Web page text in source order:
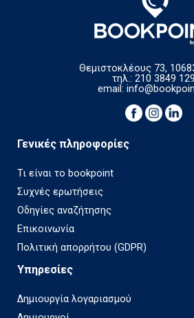
Θεμιστοκλέους 73,
τηλ.: 210 3849 129
email:
Γενικές πληροφορίες
Τι είναι το bookpoint
Συχνές ερωτήσεις
Οδηγίες αναζήτησης
Επικοινωνία
Πολιτική απορρήτου (GDPR)
Υπηρεσίες
Δημιουργία λογαριασμού